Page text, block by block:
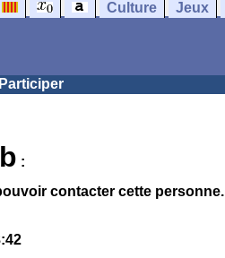
Culture Jeux
Participer
:
contacter cette personne.